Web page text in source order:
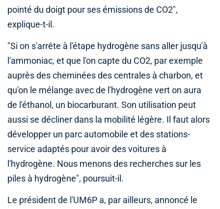
pointé du doigt pour ses émissions de CO2",
explique-t-il.
"Si on s'arrête à l'étape hydrogène sans aller jusqu'à
l'ammoniac, et que l'on capte du CO2, par exemple
auprès des cheminées des centrales à charbon, et
qu'on le mélange avec de l'hydrogène vert on aura
de l'éthanol, un biocarburant. Son utilisation peut
aussi se décliner dans la mobilité légère. Il faut alors
développer un parc automobile et des stations-
service adaptés pour avoir des voitures à
l'hydrogène. Nous menons des recherches sur les
piles à hydrogène", poursuit-il.
Le président de l'UM6P a, par ailleurs, annoncé le